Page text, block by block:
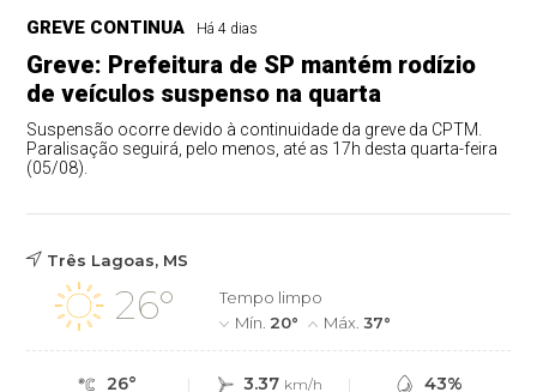
GREVE CONTINUA Há 4 dias
Greve: Prefeitura de SP mantém rodízio
de veículos suspenso na quarta
Suspensão ocorre devido à continuidade da greve da CPTM.
Paralisação seguirá, pelo menos, até as 17h desta quarta-feira
(05/08).
Três Lagoas, MS
26°
Tempo limpo
Mín. 20° Máx.37°
26° 3.37 km/h 43%